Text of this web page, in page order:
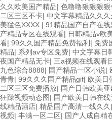
久久欧美国产精品| 色噜噜狠狠狠
二区三区不卡| 中文字幕精品久久久
美猛色XXXX. | 91精品国产自产在线
产精品专区在线观看| 日韩精品v欧
看| 99久久国产精品免费福利 | 免费
精品| 系列av专区免费| 中文字幕日
夜国产精品无卡| 三a视频在线观看
九色综合8888| 国产精品一区小说|
青青| 99久久久国产精品gif| 欧美日
二区三区免费播放| 国产日韩欧美
狂躁视频动态图| 国产欧美日韩在
线精品酒店| 精品国产高清一线久久 |
视频| 丰满一区二区| 国产人成自精